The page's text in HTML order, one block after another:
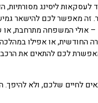
לעסקאות ליסינג
זה מאפשר לכם להישאר
אולי המשפחה מתרחבת, או
החודשית, או אפילו
לכם להתאים את
לחיים שלכם, ולא